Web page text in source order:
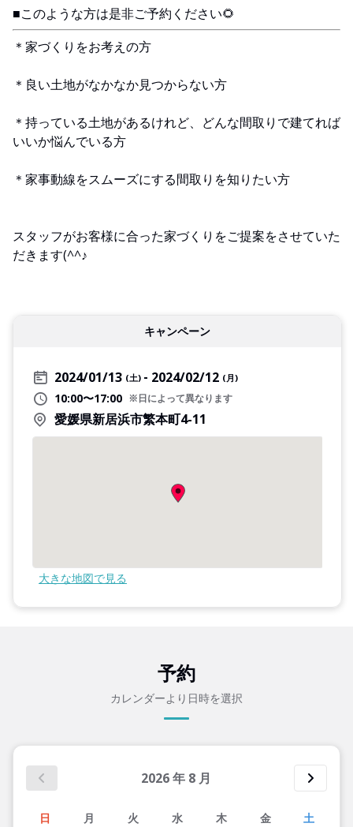
■このような方は是非ご予約ください🌻
＊家づくりをお考えの方
＊良い土地がなかなか見つからない方
＊持っている土地があるけれど、どんな間取りで建てれば
いいか悩んでいる方
＊家事動線をスムーズにする間取りを知りたい方
スタッフがお客様に合った家づくりをご提案をさせていた
だきます(^^♪
キャンペーン
2024/01/13 (土) 2024/02/12 (月)
10:00〜17:00 ※日によって異なります
愛媛県新居浜市繁本町4-11
大きな地図で見る
予約
カレンダーより日時を選択
2026年 8 月
日 月 火 水 木 金 土